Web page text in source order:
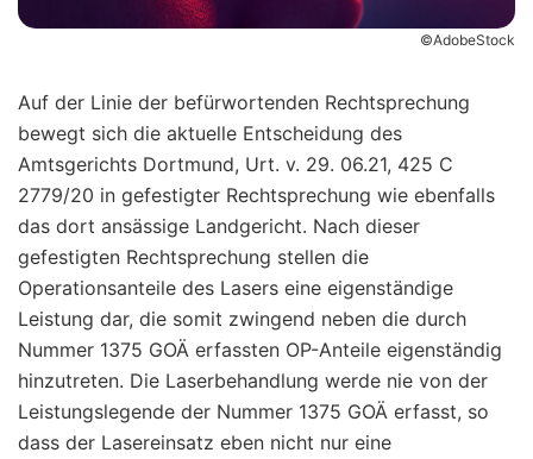
©AdobeStock
Auf der Linie der befürwortenden Rechtsprechung
bewegt sich die aktuelle Entscheidung des
Amtsgerichts Dortmund, Urt. v. 29. 06.21, 425 C
2779/20 in gefestigter Rechtsprechung wie ebenfalls
das dort ansässige Landgericht. Nach dieser
gefestigten Rechtsprechung stellen die
Operationsanteile des Lasers eine eigenständige
Leistung dar, die somit zwingend neben die durch
Nummer 1375 GOÄ erfassten OP-Anteile eigenständig
hinzutreten. Die Laserbehandlung werde nie von der
Leistungslegende der Nummer 1375 GOÄ erfasst, so
dass der Lasereinsatz eben nicht nur eine